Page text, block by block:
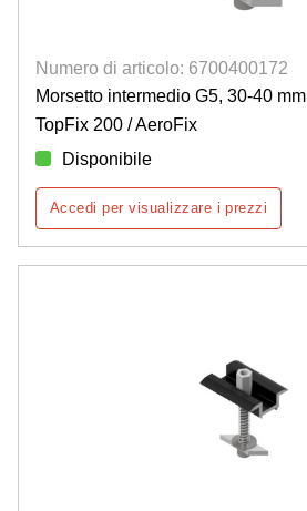
Numero di articolo: 6700400172
Morsetto intermedio G5, 30-40 mm
TopFix 200 / AeroFix
Disponibile
Accedi per visualizzare i prezzi